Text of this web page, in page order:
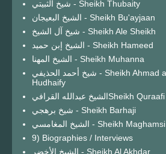
شيخ الثبيتي - Sheikh Thubaity
الشيخ البعيجان - Sheikh Bu'ayjaan
شيخ آل الشيخ - Sheikh Ale Sheikh
الشيخ إبن حميد - Sheikh Hameed
الشيخ المهنا - Sheikh Muhanna
شيخ أحمد الحذيفي - Sheikh Ahmad al
Hudhaify
الشيخ عبدالله القرافيSheikh Quraafi
شيخ برهجي - Sheikh Barhaji
الشيخ المغامسي - Sheikh Maghamsi
9) Biographies / Interviews
الشيخ الأخضر - Sheikh Al Akhdar